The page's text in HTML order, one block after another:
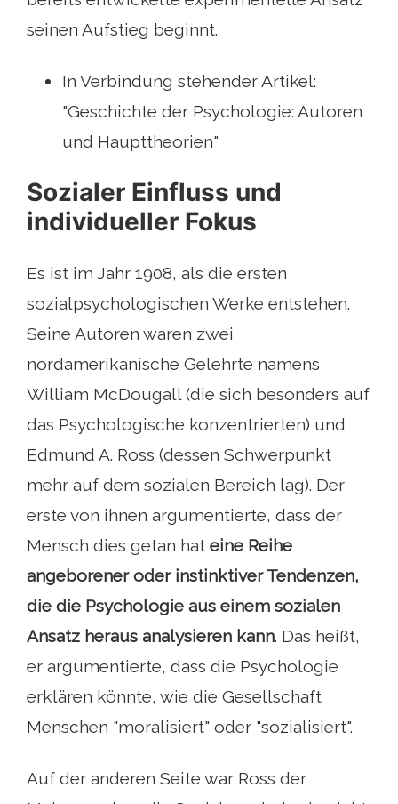
seinen Aufstieg beginnt.
In Verbindung stehender Artikel:
"Geschichte der Psychologie: Autoren
und Haupttheorien"
Sozialer Einfluss und
individueller Fokus
Es ist im Jahr 1908, als die ersten
sozialpsychologischen Werke entstehen.
Seine Autoren waren zwei
nordamerikanische Gelehrte namens
William McDougall (die sich besonders auf
das Psychologische konzentrierten) und
Edmund A. Ross (dessen Schwerpunkt
mehr auf dem sozialen Bereich lag). Der
erste von ihnen argumentierte, dass der
Mensch dies getan hat eine Reihe
angeborener oder instinktiver Tendenzen,
die die Psychologie aus einem sozialen
Ansatz heraus analysieren kann. Das heißt,
er argumentierte, dass die Psychologie
erklären könnte, wie die Gesellschaft
Menschen "moralisiert" oder "sozialisiert".
Auf der anderen Seite war Ross der